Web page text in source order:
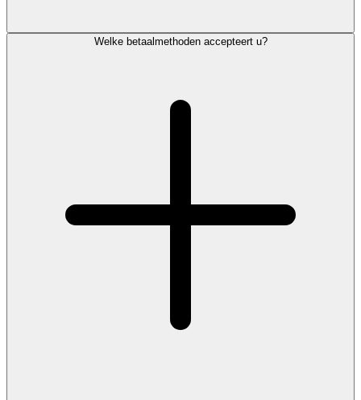
Welke betaalmethoden accepteert u?